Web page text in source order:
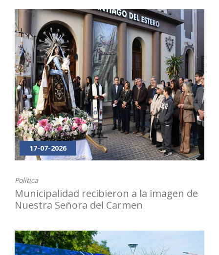
17-07-2026
Política
Municipalidad recibieron a la imagen de
Nuestra Señora del Carmen